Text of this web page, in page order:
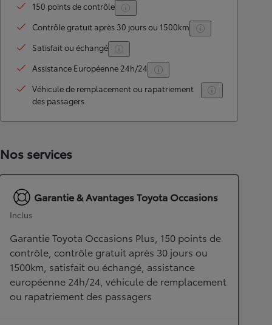
150 points de contrôle
Contrôle gratuit après 30 jours ou 1500km
Satisfait ou échangé
Assistance Européenne 24h/24
Véhicule de remplacement ou rapatriement
des passagers
Nos services
Garantie & Avantages Toyota Occasions
Inclus
Garantie Toyota Occasions Plus, 150 points de
contrôle, contrôle gratuit après 30 jours ou
1500km, satisfait ou échangé, assistance
européenne 24h/24, véhicule de remplacement
ou rapatriement des passagers